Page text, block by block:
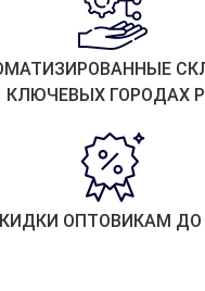
КЛЮЧЕВЫХ ГОРОДАХ
ОПТОВИКАМ ДО